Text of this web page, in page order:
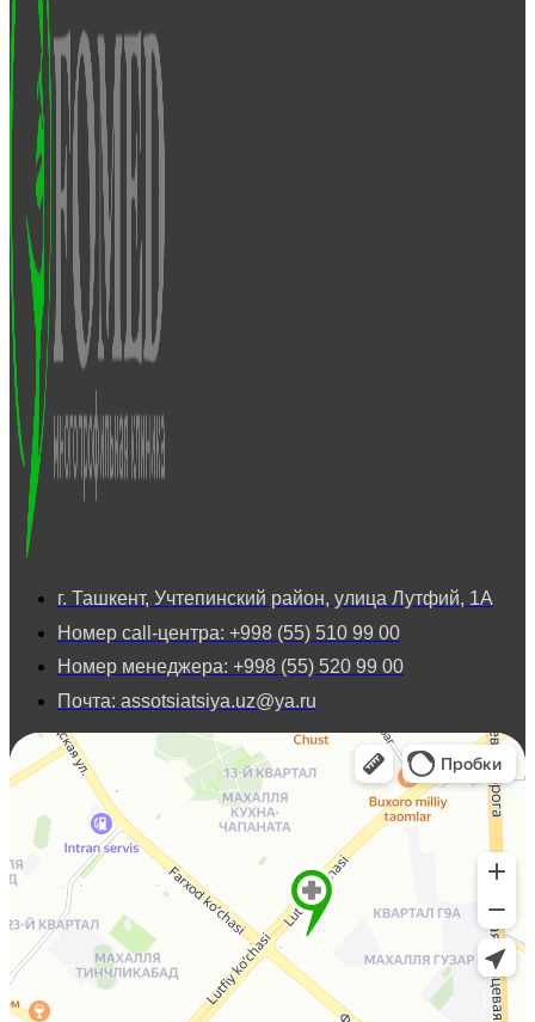
г. Ташкент, Учтепинский район, улица Лутфий, 1А
Номер call-центра: +998 (55) 510 99 00
Номер менеджера: +998 (55) 520 99 00
Почта: assotsiatsiya.uz@ya.ru